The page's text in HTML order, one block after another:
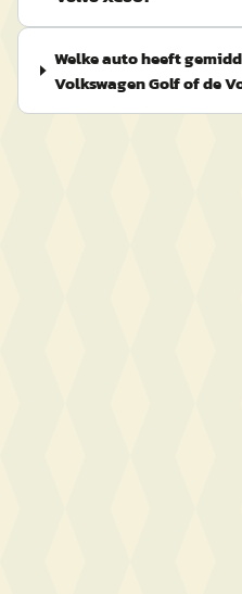
Welke auto heeft
Volkswagen Golf of de